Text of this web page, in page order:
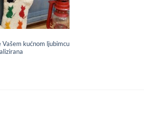
Vašem kućnom ljubimcu